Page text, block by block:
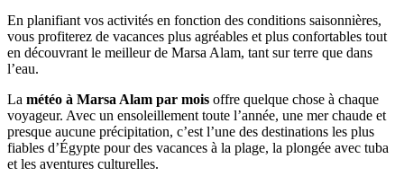
En planifiant vos activités en fonction des conditions saisonnières,
vous profiterez de vacances plus agréables et plus confortables tout
en découvrant le meilleur de Marsa Alam, tant sur terre que dans
l’eau.
La météo à Marsa Alam par mois offre quelque chose à chaque
voyageur. Avec un ensoleillement toute l’année, une mer chaude et
presque aucune précipitation, c’est l’une des destinations les plus
fiables d’Égypte pour des vacances à la plage, la plongée avec tuba
et les aventures culturelles.